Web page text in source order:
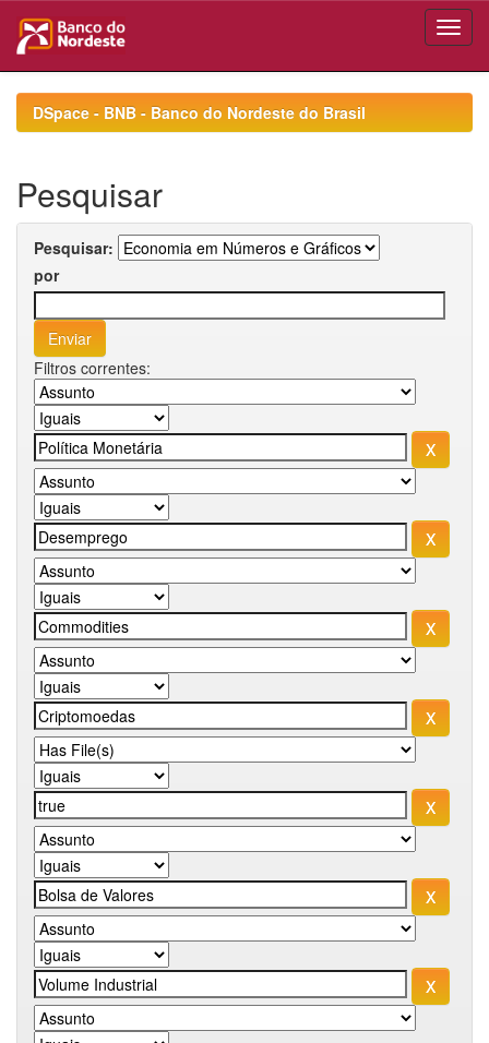
navigationDSpace - BNB - Banco do Nordeste do Brasil
Pesquisar
Pesquisar:
por
Filtros correntes: